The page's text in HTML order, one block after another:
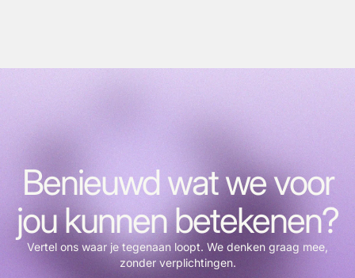
Benieuwd wat we voor
jou kunnen betekenen?
Vertel ons waar je tegenaan loopt. We denken graag mee,
zonder verplichtingen.